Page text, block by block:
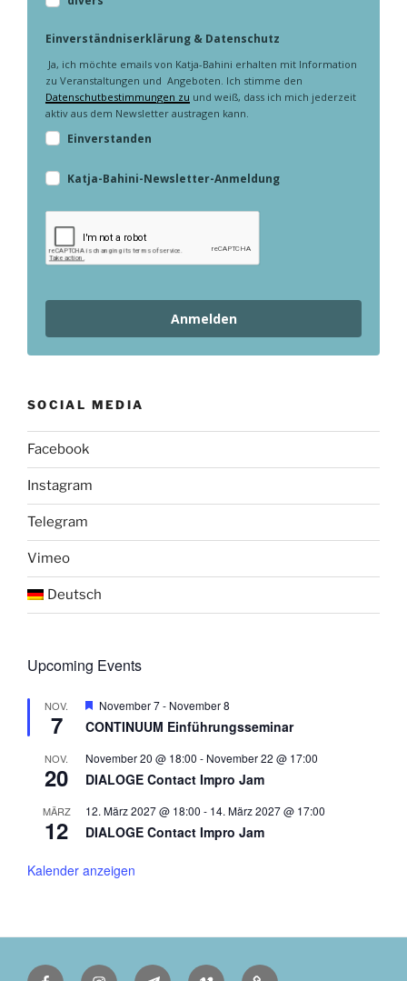
Einverständniserklärung & Datenschutz
Ja, ich möchte emails von Katja-Bahini erhalten mit Information
zu Veranstaltungen und Angeboten. Ich stimme den
Datenschutbestimmungen zu und weiß, dass ich mich jederzeit
aktiv aus dem Newsletter austragen kann.
Einverstanden
Katja-Bahini-Newsletter-Anmeldung
Anmelden
SOCIAL MEDIA
Facebook
Instagram
Telegram
Vimeo
Deutsch
Upcoming Events
NOV.
7
H
e
r
o
r
e
h
o
n
November 7- November 8
CONTINUUM Einführungsseminar
NOV.
20
November 20 @ 18:00 - November 22 @ 17:00
DIALOGE Contact Impro Jam
MÄRZ
12
12. März 2027 @ 18:00 - 14. März 2027 @ 17:00
DIALOGE Contact Impro Jam
Kalender anzeigen
FacebookInstagramTelegramVimeo Deutsch